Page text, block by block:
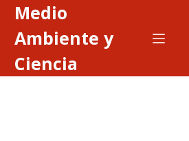
Medio
Ambiente y
Ciencia